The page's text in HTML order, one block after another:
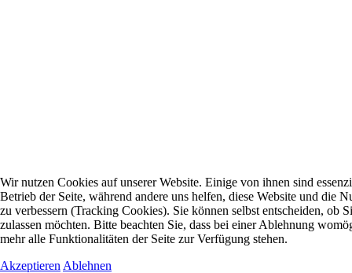
Wir nutzen Cookies auf unserer Website. Einige von ihnen sind
Betrieb der Seite, während andere uns helfen, diese Website und die
zu verbessern (Tracking Cookies). Sie können selbst entscheiden, ob
zulassen möchten. Bitte beachten Sie, dass bei einer Ablehnung
mehr alle Funktionalitäten der Seite zur Verfügung stehen.
Akzeptieren Ablehnen